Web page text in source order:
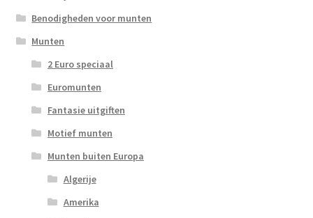
Benodigheden voor munten
Munten
2 Euro speciaal
Euromunten
Fantasie uitgiften
Motief munten
Munten buiten Europa
Algerije
Amerika